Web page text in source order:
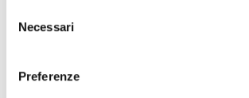
delNecessari
Preferenze